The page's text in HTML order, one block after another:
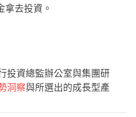
去投資。
投資總監辦公室與集團研
洞察與所選出的成長型產